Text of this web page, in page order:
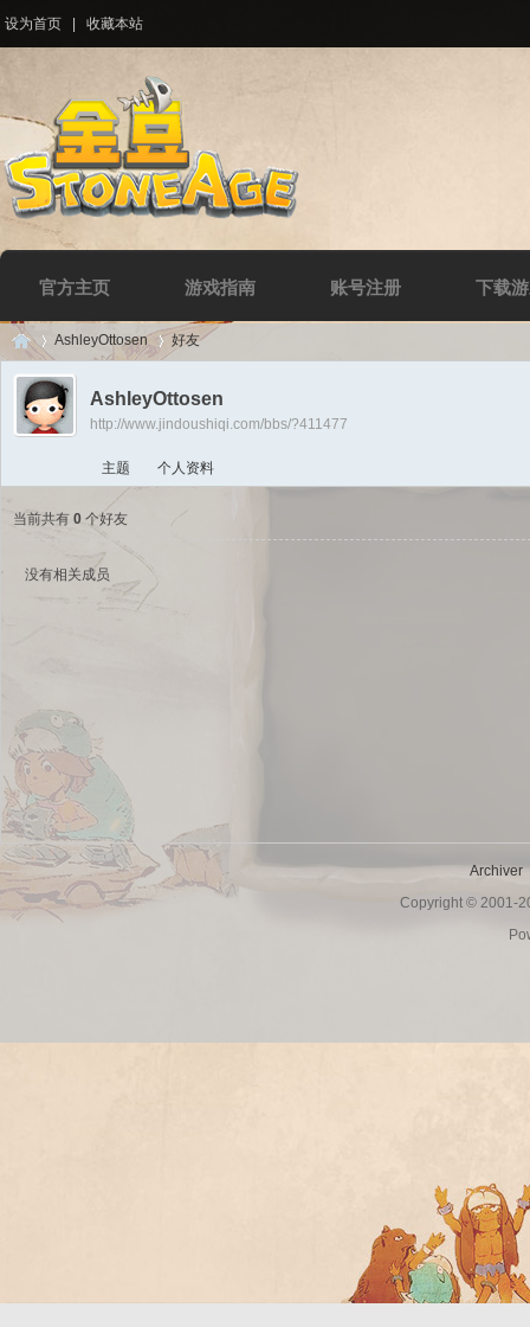
设为首页 收藏本站
官方主页 游戏指南 账号注册 下载
Di
uz!
›
AshleyOttosen 好友
AshleyOttosen
http://www.jindoushiqi.com/bbs/?411477
主题 个人资料
当前共有 0 个好友
没有相关成员
Archiver
Copyright © 2001-